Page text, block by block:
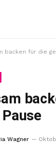
backen für die
Wagner